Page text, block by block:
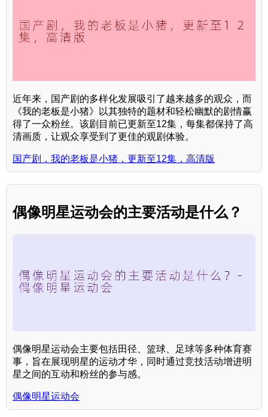
近年来，国产剧的多样化发展吸引了越来越多的观众，而
《我的老板是小猪》以其独特的题材和轻松幽默的剧情赢
得了一众粉丝。该剧目前已更新至12集，每集都保持了高
清画质，让观众享受到了更佳的观剧体验。
国产剧，我的老板是小猪，更新至12集，高清版
偶像明星运动会的主要活动是什么？
偶像明星运动会主要包括田径、篮球、足球等多种体育赛
事，旨在展现明星的运动才华，同时通过竞技活动增进明
星之间的互动和粉丝的参与感。
偶像明星运动会